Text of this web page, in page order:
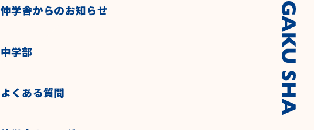
伸学舎からのお知らせ
中学部
よくある質問